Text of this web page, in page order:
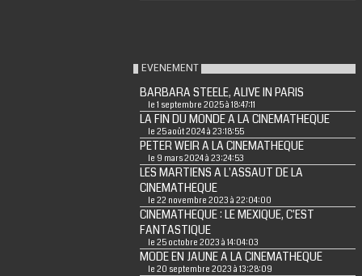
EVENEMENT
BARBARA STEELE, ALIVE IN PARIS
le 1 septembre 2025 à 18:47:11
LA FIN DU MONDE A LA CINEMATHEQUE
le 25 août 2024 à 23:18:55
PETER WEIR A LA CINEMATHEQUE
le 9 mars 2024 à 23:24:53
LES MARTIENS A L'ASSAUT DE LA
CINEMATHEQUE
le 22 novembre 2023 à 22:04:00
CINEMATHEQUE : LE MEXIQUE, C'EST
FANTASTIQUE
le 25 octobre 2023 à 14:04:03
MODE EN JAUNE A LA CINEMATHEQUE
le 20 septembre 2023 à 13:28:09